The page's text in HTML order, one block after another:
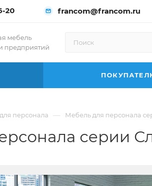
20 francom@francom.ru
мебель
предприятий
персонала — Мебель для персонала
серии